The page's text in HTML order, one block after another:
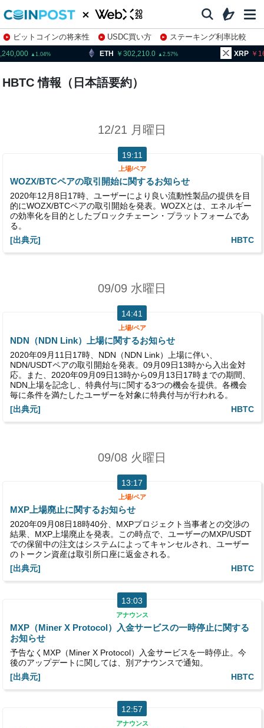
ビットコインの将来性 USDC買い方
ステーキング利率比較
株特集・関連銘柄
1.04 ETH 302,210.0 2.57 XRP
HBTC 情報（日本語要約）
12/21 月曜日
19:11
上場/ペア
WOZX/BTCペアの取引開始に関するお知らせ
2020年12月8日17時、ユーザーにより良い流動性製品の提供を目
的にWOZX/BTCペアの取引開始を発表。WOZXとは、エネルギー
の効率化を目的としたブロックチェーン・プラットフォームであ
る。
[出典元]
HBTC
09/09 水曜日
14:41
上場/ペア
NDN（NDN Link）上場に関するお知らせ
2020年09月11日17時、NDN（NDN Link）上場に伴い、
NDN/USDTペアの取引開始を発表。09月09日13時から入出金対
応。また、2020年09月09日13時から09月13日17時までの期間、
NDN上場を記念し、特典付与に関する3つの機会を提供。各機会
毎に条件を満たしたユーザーを対象に特典付与が行われる。
[出典元]
HBTC
09/08 火曜日
13:17
上場/ペア
MXP上場廃止に関するお知らせ
2020年09月08日18時40分、MXPプロジェクト当事者との交渉の
結果、MXP上場廃止を発表。この時点で、ユーザーのMXP/USDT
での保留中の注文はシステムによってキャンセルされ、ユーザー
のトークン資産は取引所口座に返金される。
[出典元]
HBTC
13:03
アナウンス
MXP（Miner X Protocol）入金サービスの一時停止に関する
お知らせ
予告なくMXP（Miner X Protocol）入金サービスを一時停止。今
後のアップデートに関しては、別アナウンスで通知。
[出典元]
HBTC
12:57
アナウンス